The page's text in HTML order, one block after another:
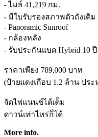
- ไมล์ 41,219 กม.
- มีใบรับรองสภาพตัวถังเดิม
- Panoramic Sunroof
- กล้องหลัง
- รับประกันแบต Hybrid 10 ปี
ราคาเพียง 789,000 บาท
(ป้ายแดงเกือบ 1.2 ล้าน ปร
จัดไฟแนนซ์ได้เต็ม
ดาวน์เท่าไหร่ก็ได้
More info.